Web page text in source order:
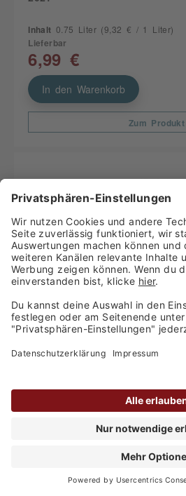
Inhalt 0.75 Liter (9,32 € / 1 Liter)
Lieferbar
6,99 €
In den Warenkorb
Zum Produkt
Lenotti - "Murlongo"
(15,72 € / 1 Liter)
11,79 €